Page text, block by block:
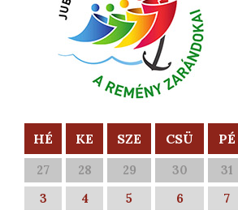
HÉ KE SZE CSÜ PÉ
27 28 29 30 31
3
4 5 6 7